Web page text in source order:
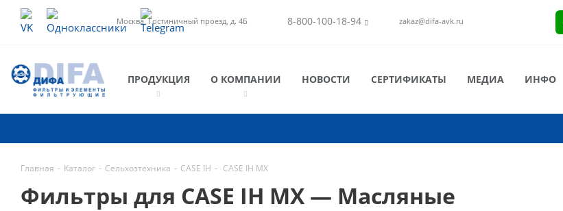
Москва, Гостиничный проезд, д. 4Б 8-800-100-18-94 zakaz@difa-avk.ru
ПРОДУКЦИЯ О КОМПАНИИ НОВОСТИ СЕРТИФИКАТЫ МЕДИА ИНФО
Главная - Каталог - Сельхозтехника - CASE IH - CASE IH MX
Фильтры для CASE IH MX — Масляные